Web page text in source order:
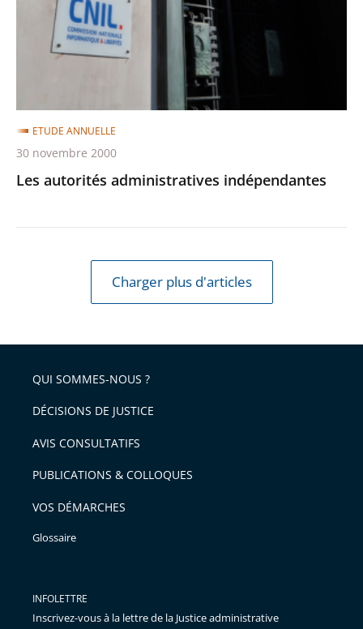
Les autorités administratives indépendantes
ETUDE ANNUELLE
30 novembre 2000
Charger plus d'articles
QUI SOMMES-NOUS ?
DÉCISIONS DE JUSTICE
AVIS CONSULTATIFS
PUBLICATIONS & COLLOQUES
VOS DÉMARCHES
Glossaire
INFOLETTRE
Inscrivez-vous à la lettre de la Justice administrative